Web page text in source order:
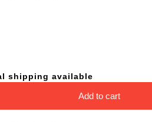
shipping available
Add to cart